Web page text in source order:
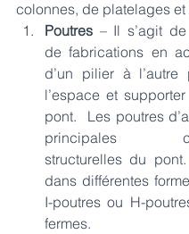
colonnes, de platelages et
Poutres – Il s’agit
de fabrications en
d’un pilier à l’autre
l’espace et
pont.  Les poutres
principales
structurelles du
dans différentes
I-poutres ou H-
fermes.